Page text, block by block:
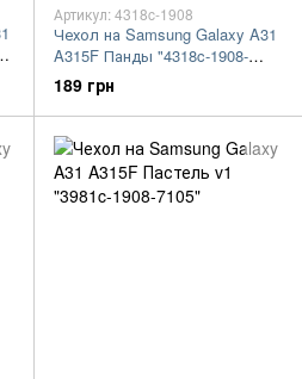
Артикул: 4318c-1908
Чехол на Samsung Galaxy A31
A315F Панды "4318c-1908-
7105"
189 грн